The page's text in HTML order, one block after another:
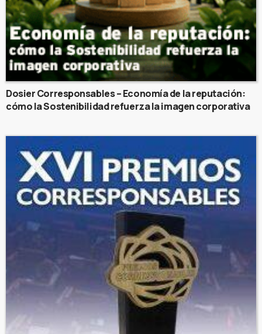
Dosier Corresponsables – Economía de la reputación:
cómo la Sostenibilidad refuerza la imagen corporativa